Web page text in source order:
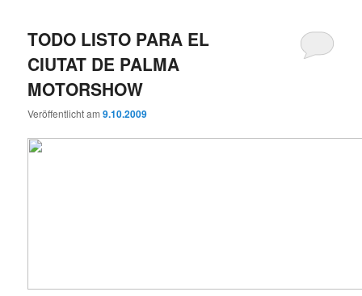
TODO LISTO PARA EL
CIUTAT DE PALMA
MOTORSHOW
Veröffentlicht am9.10.2009